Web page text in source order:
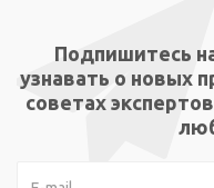
Подпишитесь
узнавать о новых
советах